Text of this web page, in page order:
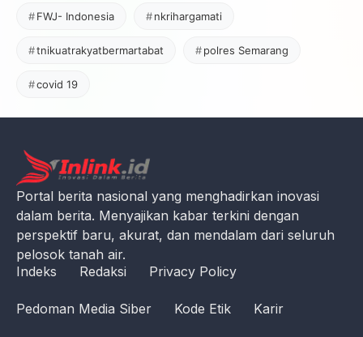
FWJ- Indonesia nkrihargamati
tnikuatrakyatbermartabat polres Semarang
covid 19
Portal berita nasional yang menghadirkan inovasi
dalam berita. Menyajikan kabar terkini dengan
perspektif baru, akurat, dan mendalam dari seluruh
pelosok tanah air.
Indeks
Redaksi Privacy Policy
Pedoman Media Siber Kode Etik Karir